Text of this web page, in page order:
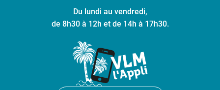
Du lundi au vendredi,
de 8h30 à 12h et de 14h à 17h30.